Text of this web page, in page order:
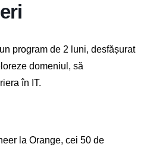
program de 2 luni, desfășurat
domeniul, să
în IT.
la Orange, cei 50 de